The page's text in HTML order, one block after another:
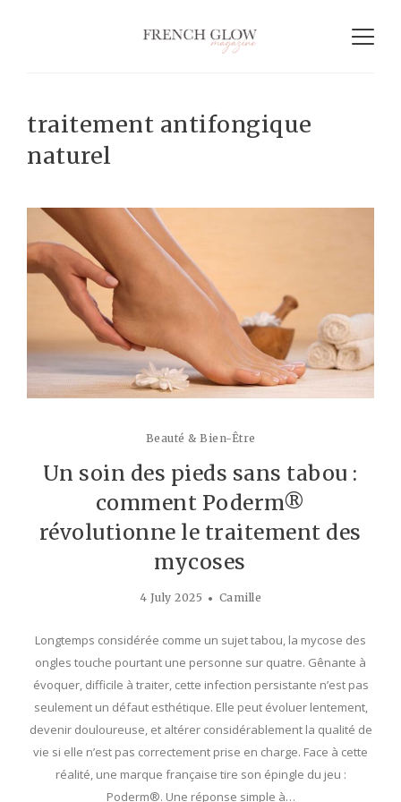
traitement antifongique
naturel
Beauté & Bien-Être
Un soin des pieds sans tabou :
comment Poderm®
révolutionne le traitement des
mycoses
4 July 2025 Camille
Longtemps considérée comme un sujet tabou, la mycose des
ongles touche pourtant une personne sur quatre. Gênante à
évoquer, difficile à traiter, cette infection persistante n’est pas
seulement un défaut esthétique. Elle peut évoluer lentement,
devenir douloureuse, et altérer considérablement la qualité de
vie si elle n’est pas correctement prise en charge. Face à cette
réalité, une marque française tire son épingle du jeu :
Poderm®. Une réponse simple à…